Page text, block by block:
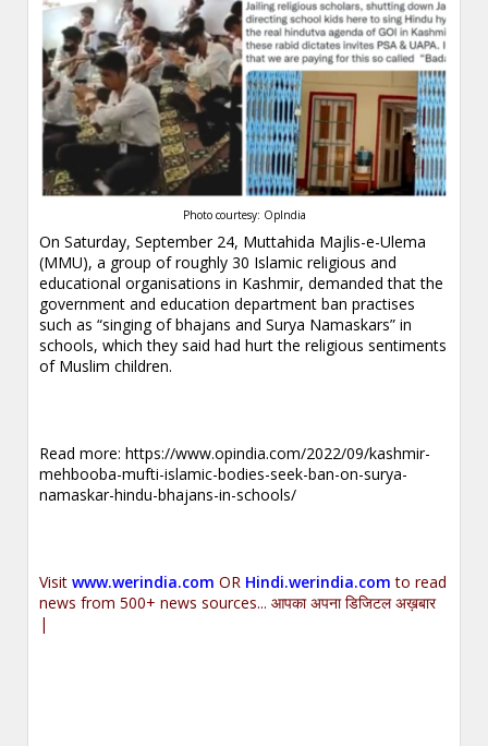
Photo courtesy: OpIndia
On Saturday, September 24, Muttahida Majlis-e-Ulema
(MMU), a group of roughly 30 Islamic religious and
educational organisations in Kashmir, demanded that the
government and education department ban practises
such as “singing of bhajans and Surya Namaskars” in
schools, which they said had hurt the religious sentiments
of Muslim children.
Read more:https://www.opindia.com/2022/09/kashmir-
mehbooba-mufti-islamic-bodies-seek-ban-on-surya-
namaskar-hindu-bhajans-in-schools/
Visitwww.werindia.com OR Hindi.werindia.com to read
news from 500+ news sources... आपका अपना डिजिटल अख़बार
|